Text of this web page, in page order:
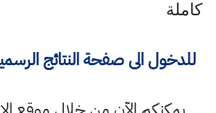
كاملة
للدخول الى صفحة النتائج